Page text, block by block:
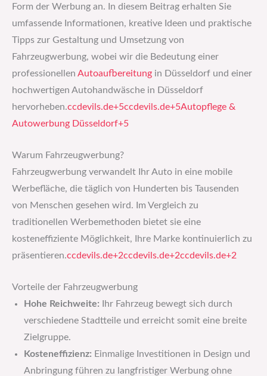
Form der Werbung an. In diesem Beitrag erhalten Sie
umfassende Informationen, kreative Ideen und praktische
Tipps zur Gestaltung und Umsetzung von
Fahrzeugwerbung, wobei wir die Bedeutung einer
professionellen Autoaufbereitung in Düsseldorf und einer
hochwertigen Autohandwäsche in Düsseldorf
hervorheben.​ccdevils.de+5ccdevils.de+5Autopflege &
Autowerbung Düsseldorf+5
Warum Fahrzeugwerbung?
Fahrzeugwerbung verwandelt Ihr Auto in eine mobile
Werbefläche, die täglich von Hunderten bis Tausenden
von Menschen gesehen wird. Im Vergleich zu
traditionellen Werbemethoden bietet sie eine
kosteneffiziente Möglichkeit, Ihre Marke kontinuierlich zu
präsentieren.​ccdevils.de+2ccdevils.de+2ccdevils.de+2
Vorteile der Fahrzeugwerbung
Hohe Reichweite: Ihr Fahrzeug bewegt sich durch
verschiedene Stadtteile und erreicht somit eine breite
Zielgruppe.​
Kosteneffizienz: Einmalige Investitionen in Design und
Anbringung führen zu langfristiger Werbung ohne